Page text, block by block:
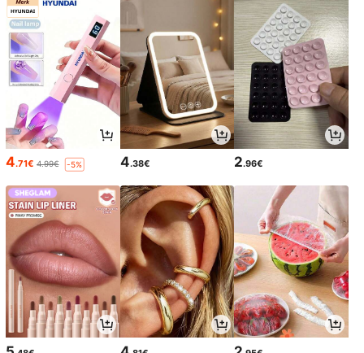
lektronica, lastrainingsset, leuk elek
tronisch cadeau
4.71€ 4.99€ -5% 4.38€ 2.96€